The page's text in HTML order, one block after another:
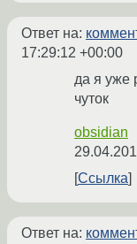
Ответ на:
17:29:12 +00:00
да я уже
чуток
obsidian
Ссылка
Ответ на: